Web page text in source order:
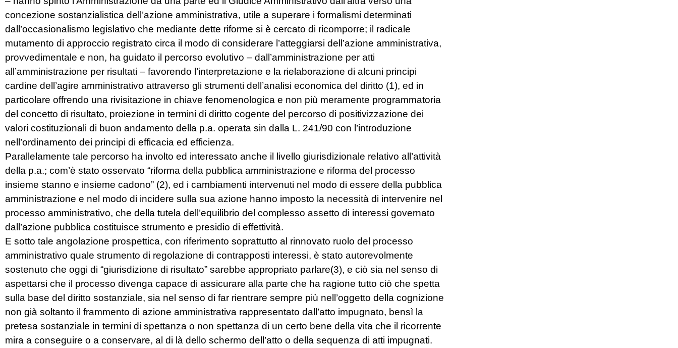
concezione sostanzialistica dell’azione amministrativa, utile a superare i formalismi determinati
dall’occasionalismo legislativo che mediante dette riforme si è cercato di ricomporre; il radicale
mutamento di approccio registrato circa il modo di considerare l’atteggiarsi dell’azione amministrativa,
provvedimentale e non, ha guidato il percorso evolutivo – dall’amministrazione per atti
all’amministrazione per risultati – favorendo l’interpretazione e la rielaborazione di alcuni principi
cardine dell’agire amministrativo attraverso gli strumenti dell’analisi economica del diritto (1), ed in
particolare offrendo una rivisitazione in chiave fenomenologica e non più meramente programmatoria
del concetto di risultato, proiezione in termini di diritto cogente del percorso di positivizzazione dei
valori costituzionali di buon andamento della p.a. operata sin dalla L. 241/90 con l’introduzione
nell’ordinamento dei principi di efficacia ed efficienza.
Parallelamente tale percorso ha involto ed interessato anche il livello giurisdizionale relativo all’attività
della p.a.; com’è stato osservato “riforma della pubblica amministrazione e riforma del processo
insieme stanno e insieme cadono” (2), ed i cambiamenti intervenuti nel modo di essere della pubblica
amministrazione e nel modo di incidere sulla sua azione hanno imposto la necessità di intervenire nel
processo amministrativo, che della tutela dell’equilibrio del complesso assetto di interessi governato
dall’azione pubblica costituisce strumento e presidio di effettività.
E sotto tale angolazione prospettica, con riferimento soprattutto al rinnovato ruolo del processo
amministrativo quale strumento di regolazione di contrapposti interessi, è stato autorevolmente
sostenuto che oggi di “giurisdizione di risultato” sarebbe appropriato parlare(3), e ciò sia nel senso di
aspettarsi che il processo divenga capace di assicurare alla parte che ha ragione tutto ciò che spetta
sulla base del diritto sostanziale, sia nel senso di far rientrare sempre più nell’oggetto della cognizione
non già soltanto il frammento di azione amministrativa rappresentato dall’atto impugnato, bensì la
pretesa sostanziale in termini di spettanza o non spettanza di un certo bene della vita che il ricorrente
mira a conseguire o a conservare, al di là dello schermo dell’atto o della sequenza di atti impugnati.